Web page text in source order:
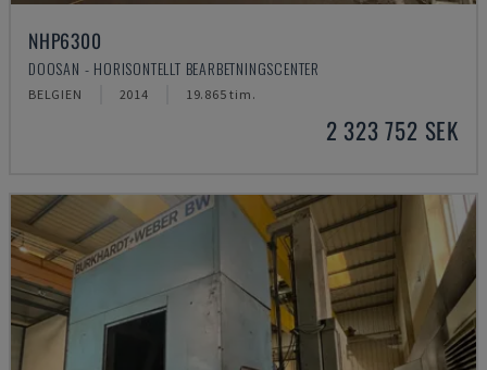
NHP6300
DOOSAN - HORISONTELLT BEARBETNINGSCENTER
BELGIEN 2014 19.865 tim.
2 323 752 SEK